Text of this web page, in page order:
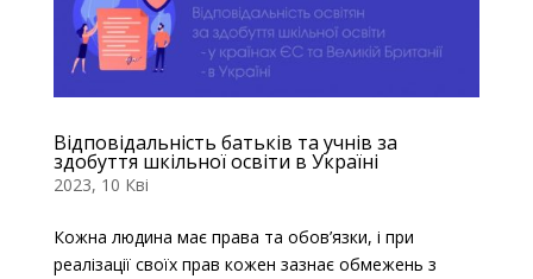
Відповідальність батьків та учнів за
здобуття шкільної освіти в Україні
2023, 10 Кві
Кожна людина має права та обов’язки, і при
реалізації своїх прав кожен зазнає обмежень з